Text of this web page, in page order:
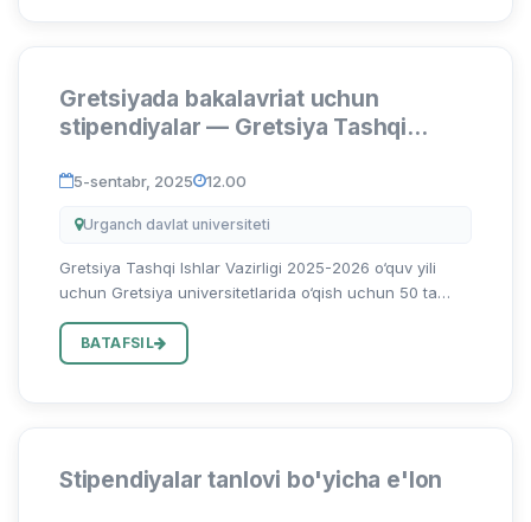
Gretsiyada bakalavriat uchun
stipendiyalar — Gretsiya Tashqi
o‘quv yili
5-sentabr, 2025 12.00
Urganch davlat universiteti
Gretsiya Tashqi Ishlar Vazirligi 2025-2026 o‘quv yili
uchun Gretsiya universitetlarida o‘qish uchun 50 ta
taqdim etishini e’lon qiladi. Ushbu dastur xorijiy fuqar...
BATAFSIL
Stipendiyalar tanlovi bo'yicha e'lon